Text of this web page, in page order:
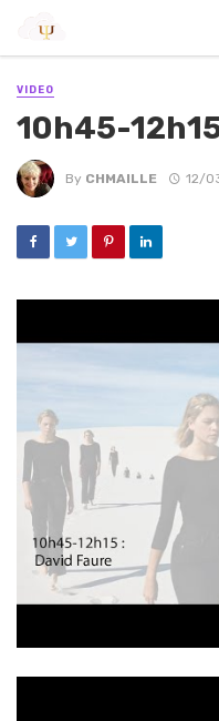
VIDEO
10h45-
By CHMAILLE 12/